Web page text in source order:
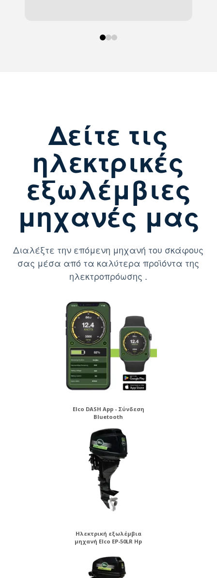
0 1 2
Δείτε τις
ηλεκτρικές
εξωλέμβιες
μηχανές μας
Διαλέξτε την επόμενη μηχανή του σκάφους
σας μέσα από τα καλύτερα προϊόντα της
ηλεκτροπρόωσης .
Elco DASH App - Σύνδεση
Bluetooth
Ηλεκτρική εξωλέμβια
μηχανή Elco EP-50LR Hp